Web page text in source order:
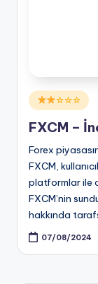
Posted
in
☆☆☆
FXCM –
Forex
FXCM,
platformlar ile
FXCM’nin
hakkında
07/08/2024